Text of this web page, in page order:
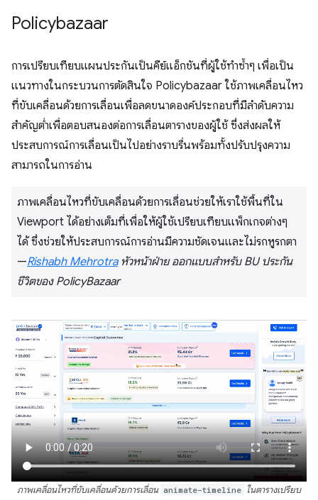
Policybazaar
การเปรียบเทียบแผนประกันเป็นคีย์แอ็กชันที่ผู้ใช้ทำซ้ำๆ เพื่อเป็น
แนวทางในกระบวนการตัดสินใจ Policybazaar ใช้ภาพเคลื่อนไหว
ที่ขับเคลื่อนด้วยการเลื่อนเพื่อลดขนาดองค์ประกอบที่มีลำดับความ
สำคัญต่ำเพื่อตอบสนองต่อการเลื่อนตารางของผู้ใช้ ซึ่งส่งผลให้
ประสบการณ์การเลื่อนเป็นไปอย่างราบรื่นพร้อมทั้งปรับปรุงความ
สามารถในการอ่าน
ภาพเคลื่อนไหวที่ขับเคลื่อนด้วยการเลื่อนช่วยให้เราใช้พื้นที่ใน
Viewport ได้อย่างเต็มที่เพื่อให้ผู้ใช้เปรียบเทียบแพ็กเกจต่างๆ
ได้ ซึ่งช่วยให้ประสบการณ์การอ่านมีความชัดเจนและไม่รกหูรกตา
—Rishabh Mehrotraหัวหน้าฝ่าย ออกแบบสำหรับ BU ประกัน
ชีวิตของ PolicyBazaar
ภาพเคลื่อนไหวที่ขับเคลื่อนด้วยการเลื่อน animate-timeline ในตารางเปรียบ